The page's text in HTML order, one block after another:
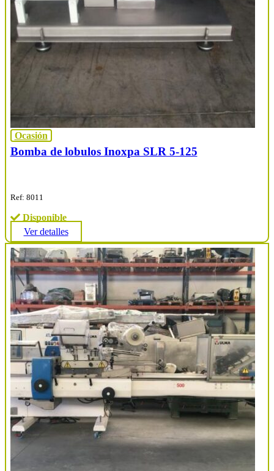
Ocasión
Bomba de lobulos Inoxpa SLR 5-125
Ref: 8011
Disponible
Ver detalles